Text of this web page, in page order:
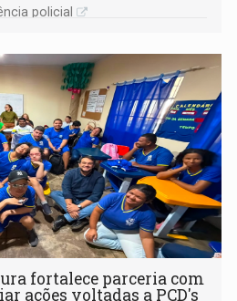
policial
fortalece parceria com
ações voltadas a PCD's